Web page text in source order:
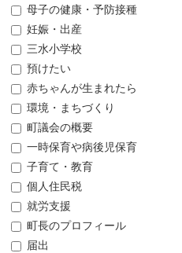
母子の健康・予防接種
妊娠・出産
三水小学校
預けたい
赤ちゃんが生まれたら
環境・まちづくり
町議会の概要
一時保育や病後児保育
子育て・教育
個人住民税
就労支援
町長のプロフィール
届出